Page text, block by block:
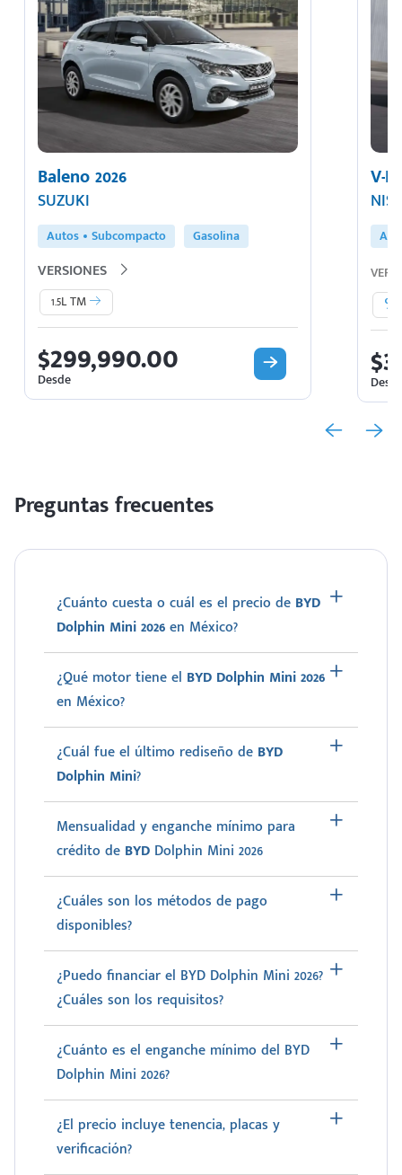
Baleno 2026
SUZUKI
Autos Subcompacto Gasolina
VERSIONES
1.5L TM
$299,990.00
Desde
V-
Preguntas frecuentes
¿Cuánto cuesta o cuál es el precio de BYD
Dolphin Mini 2026en México?
¿Qué motor tiene el BYD Dolphin Mini 2026
en México?
¿Cuál fue el último rediseño de BYD
Dolphin Mini?
Mensualidad y enganche mínimo para
crédito de BYD Dolphin Mini 2026
¿Cuáles son los métodos de pago
disponibles?
¿Puedo financiar el BYD Dolphin Mini 2026?
¿Cuáles son los requisitos?
¿Cuánto es el enganche mínimo del BYD
Dolphin Mini 2026?
¿El precio incluye tenencia, placas y
verificación?